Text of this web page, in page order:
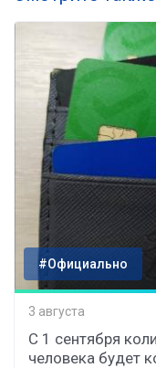
#Официально
3 августа
С 1 сентября
человека будет